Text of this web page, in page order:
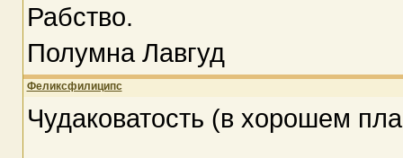
Рабство.
Полумна Лавгуд
Феликсфилиципс
Чудаковатость (в хорошем